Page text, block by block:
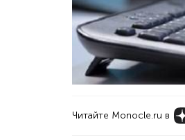
Читайте Monocle.ru в